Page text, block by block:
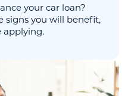
your car loan?
signs you will benefit,
applying.